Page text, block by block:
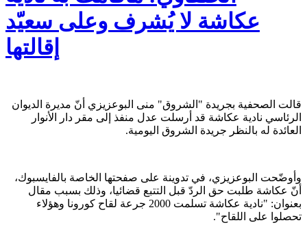
عكاشة لا يُشرف وعلى سعيّد
إقالتها
قالت الصحفية بجريدة "الشروق" منى البوعزيزي أنّ مديرة الديوان
الرئاسي نادية عكاشة قد أرسلت عدل منفذ إلى مقر دار الأنوار
العائدة له بالنظر جريدة الشروق اليومية.
وأوضّحت البوعزيزي، في تدوينة على صفحتها الخاصة بالفايسبوك،
أنّ عكاشة طلبت حق الردّ قبل التتبع قضائيا، وذلك بسبب مقال
بعنوان: "نادية عكاشة تسلمت 2000 جرعة لقاح كورونا وهؤلاء
تحصلوا على اللقاح".